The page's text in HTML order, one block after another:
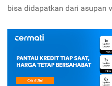
bisa didapatkan dari asupan